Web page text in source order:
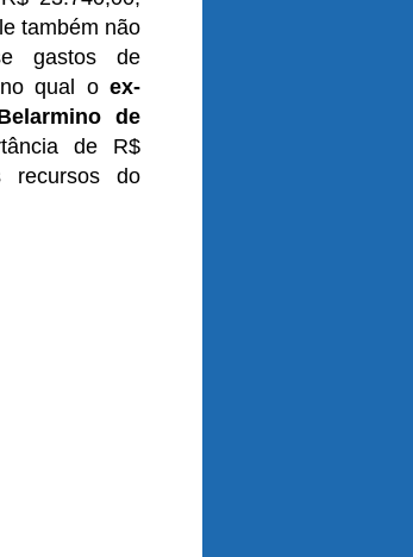
também não
gastos de
qual o ex-
de
de R$
recursos do